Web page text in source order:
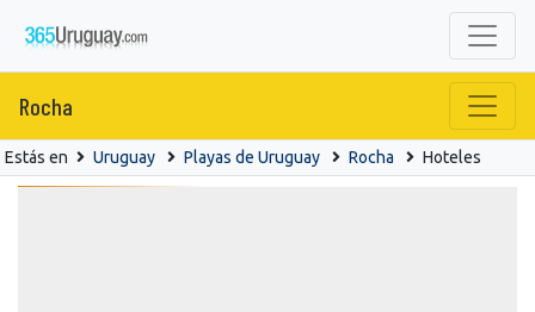
Rocha
Estás en Uruguay Playas de Uruguay Rocha Hoteles